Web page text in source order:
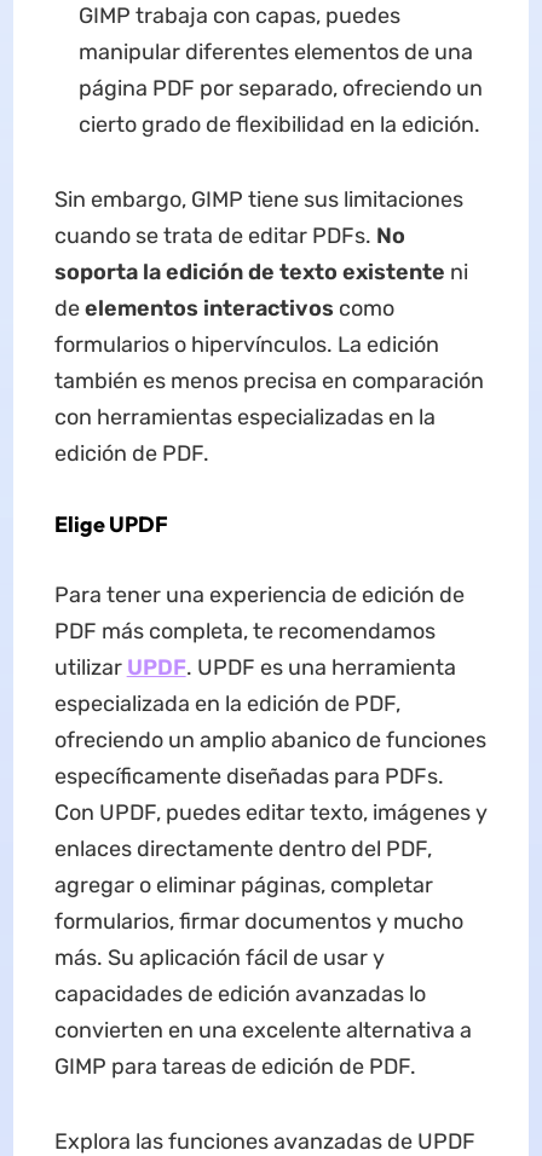
GIMP trabaja con capas, puedes
manipular diferentes elementos de una
página PDF por separado, ofreciendo un
cierto grado de flexibilidad en la edición.
Sin embargo, GIMP tiene sus limitaciones
cuando se trata de editar PDFs. No
soporta la edición de texto existente ni
deelementos interactivos como
formularios o hipervínculos. La edición
también es menos precisa en comparación
con herramientas especializadas en la
edición de PDF.
Elige UPDF
Para tener una experiencia de edición de
PDF más completa, te recomendamos
utilizar UPDF. UPDF es una herramienta
especializada en la edición de PDF,
ofreciendo un amplio abanico de funciones
específicamente diseñadas para PDFs.
Con UPDF, puedes editar texto, imágenes y
enlaces directamente dentro del PDF,
agregar o eliminar páginas, completar
formularios, firmar documentos y mucho
más. Su aplicación fácil de usar y
capacidades de edición avanzadas lo
convierten en una excelente alternativa a
GIMP para tareas de edición de PDF.
Explora las funciones avanzadas de UPDF